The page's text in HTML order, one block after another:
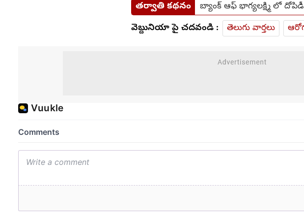
తర్వాతి కథనం బ్యాంక్ ఆఫ్ భాగ్యలక్ష్మి లో
వెబ్దునియా పై చదవండి : తెలుగు వార్తలు